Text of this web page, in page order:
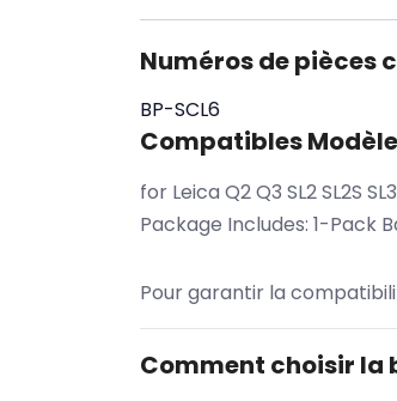
Numéros de pièces
BP-SCL6
Compatibles
for Leica Q2 Q3 SL2 SL2S
Package Includes: 1-Pack
Pour garantir la
Comment choisir la